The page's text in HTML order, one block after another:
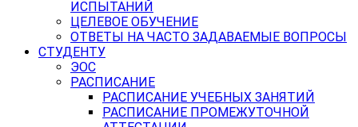
ИСПЫТАНИЙ
ЦЕЛЕВОЕ ОБУЧЕНИЕ
ОТВЕТЫ НА ЧАСТО ЗАДАВАЕМЫЕ ВОПРОСЫ
СТУДЕНТУ
ЭОС
РАСПИСАНИЕ
РАСПИСАНИЕ УЧЕБНЫХ ЗАНЯТИЙ
РАСПИСАНИЕ ПРОМЕЖУТОЧНОЙ